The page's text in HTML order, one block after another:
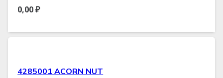
0,00₽
4285001 ACORN NUT